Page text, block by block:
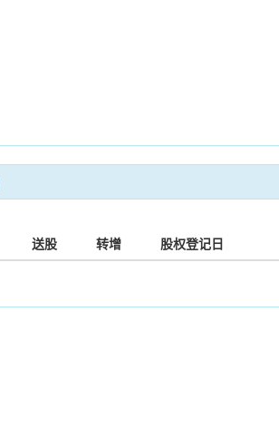
送股 转增 股权登记日